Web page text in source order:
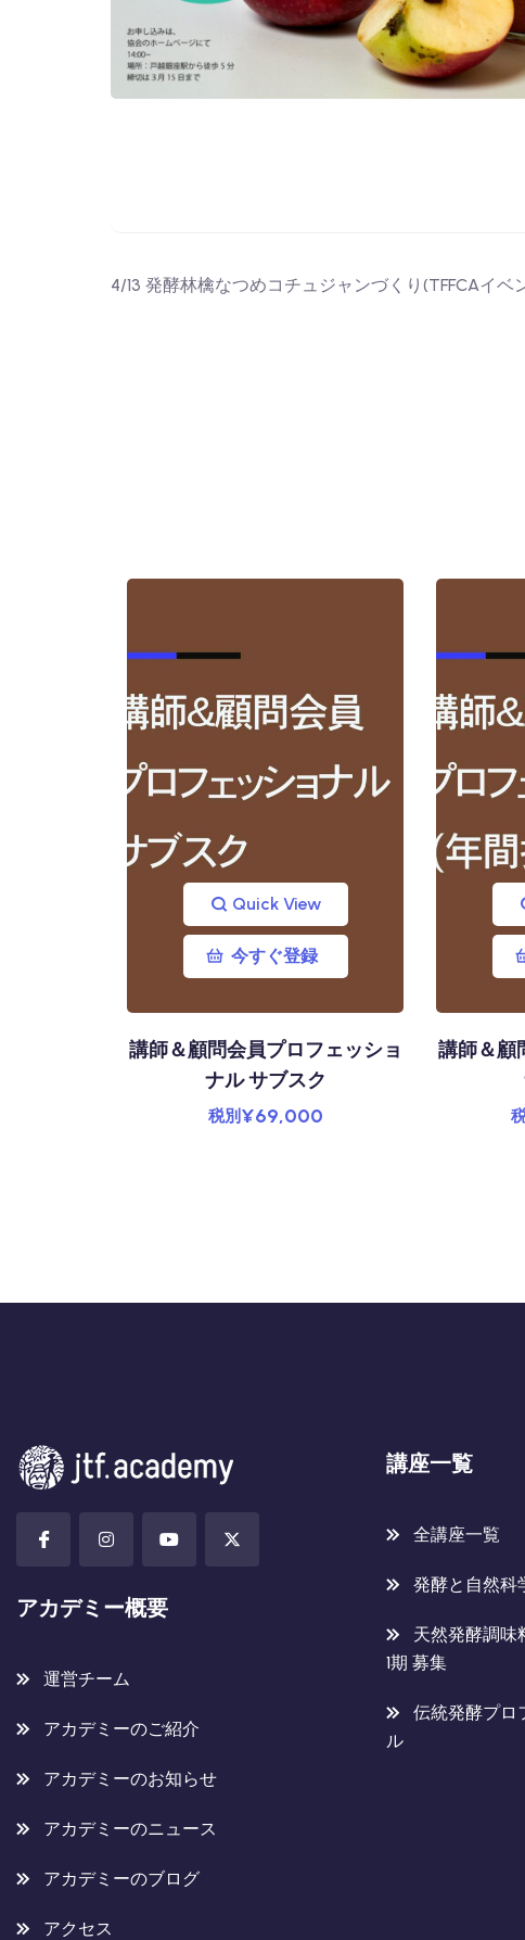
4/13 発酵林檎なつめコチュジャンづくり(TFFCAイベ
Quick View
今すぐ登録
講師＆顧問会員プロフェッショ
ナル サブスク
¥69,000
税別
講師＆顧
アカデミー概要
運営チーム
アカデミーのご紹介
アカデミーのお知らせ
アカデミーのニュース
アカデミーのブログ
アクセス
講座一覧
全講座一覧
発酵と自然科
天然発酵調味
1期 募集
伝統発酵プロ
ル